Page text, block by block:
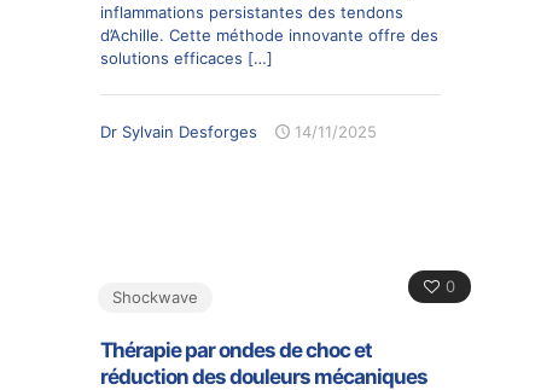
inflammations persistantes des tendons
d’Achille. Cette méthode innovante offre des
solutions efficaces […]
Dr Sylvain Desforges 14/11/2025
0
Shockwave
Thérapie par ondes de choc et
réduction des douleurs mécaniques